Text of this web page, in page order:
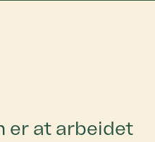
er at arbeidet